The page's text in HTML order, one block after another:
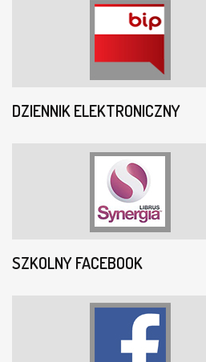
DZIENNIK ELEKTRONICZNY
SZKOLNY FACEBOOK